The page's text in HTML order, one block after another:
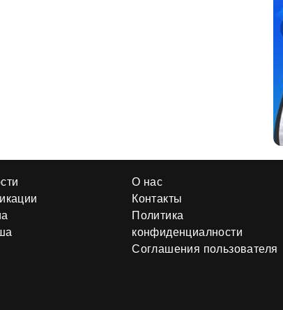
О нас
Контакты
Политика
конфиденциалности
Соглашения пользователя